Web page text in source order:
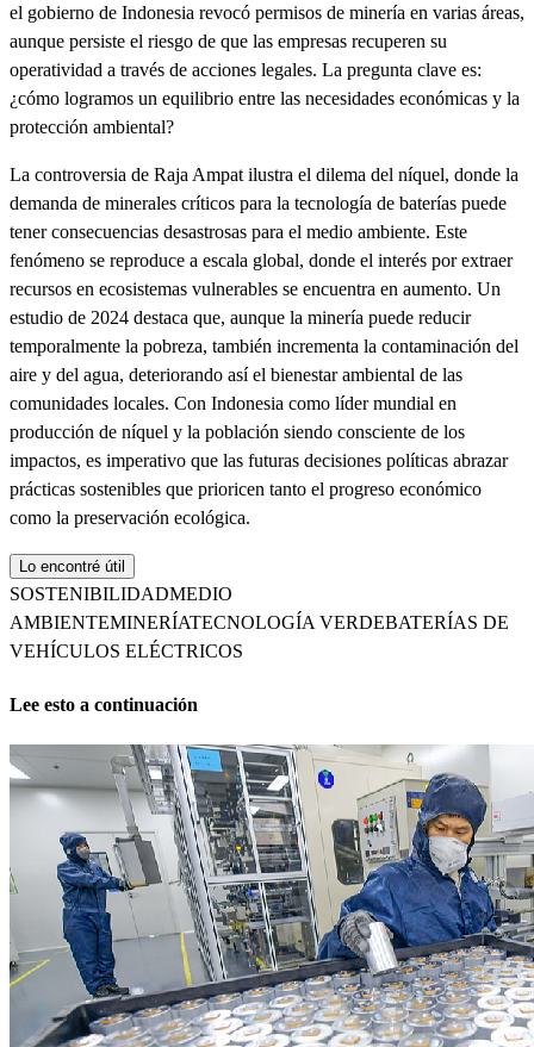
el gobierno de Indonesia revocó permisos de minería en varias áreas,
aunque persiste el riesgo de que las empresas recuperen su
operatividad a través de acciones legales. La pregunta clave es:
¿cómo logramos un equilibrio entre las necesidades económicas y la
protección ambiental?
La controversia de Raja Ampat ilustra el dilema del níquel, donde la
demanda de minerales críticos para la tecnología de baterías puede
tener consecuencias desastrosas para el medio ambiente. Este
fenómeno se reproduce a escala global, donde el interés por extraer
recursos en ecosistemas vulnerables se encuentra en aumento. Un
estudio de 2024 destaca que, aunque la minería puede reducir
temporalmente la pobreza, también incrementa la contaminación del
aire y del agua, deteriorando así el bienestar ambiental de las
comunidades locales. Con Indonesia como líder mundial en
producción de níquel y la población siendo consciente de los
impactos, es imperativo que las futuras decisiones políticas abrazar
prácticas sostenibles que prioricen tanto el progreso económico
como la preservación ecológica.
Lo encontré útil
SOSTENIBILIDADMEDIO
AMBIENTEMINERÍATECNOLOGÍA VERDEBATERÍAS DE
VEHÍCULOS ELÉCTRICOS
Lee esto a continuación